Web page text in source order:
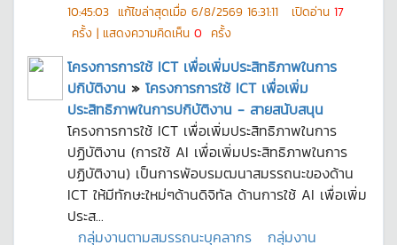
10:45:03 แก้ไขล่าสุดเมื่อ 6/8/2569 16:31:11 เปิดอ่าน 17
ครั้ง | แสดงความคิดเห็น 0 ครั้ง
โครงการการใช้ ICT เพื่อเพิ่มประสิทธิภาพในการ
ปกิบัติงาน » โครงการการใช้ ICT เพื่อเพิ่ม
ประสิทธิภาพในการปกิบัติงาน - สายสนับสนุน
โครงการการใช้ ICT เพื่อเพิ่มประสิทธิภาพในการ
ปฏิบัติงาน (การใช้ AI เพื่อเพิ่มประสิทธิภาพในการ
ปฏิบัติงาน) เป็นการพัอบรมฒนาสมรรถนะของด้าน
ICT ให้มีทักษะใหม่ๆด้านดิจิทัล ด้านการใช้ AI เพื่อเพิ่ม
ประส...
กลุ่มงานตามสมรรถนะบุคลากร
กลุ่มงาน